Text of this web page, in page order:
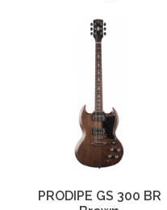
PRODIPE GS 300 BR